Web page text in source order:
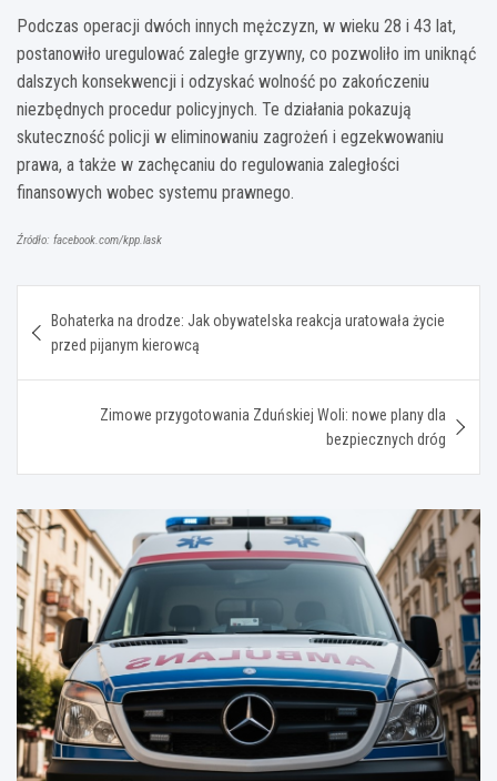
Podczas operacji dwóch innych mężczyzn, w wieku 28 i 43 lat,
postanowiło uregulować zaległe grzywny, co pozwoliło im uniknąć
dalszych konsekwencji i odzyskać wolność po zakończeniu
niezbędnych procedur policyjnych. Te działania pokazują
skuteczność policji w eliminowaniu zagrożeń i egzekwowaniu
prawa, a także w zachęcaniu do regulowania zaległości
finansowych wobec systemu prawnego.
Źródło: facebook.com/kpp.lask
wpisu
Bohaterka na drodze: Jak obywatelska reakcja uratowała życie
przed pijanym kierowcą
Zimowe przygotowania Zduńskiej Woli: nowe plany dla
bezpiecznych dróg